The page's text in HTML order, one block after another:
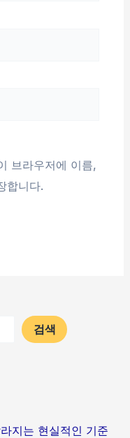
브라우저에 이름,
합니다.
검색
지는 현실적인 기준